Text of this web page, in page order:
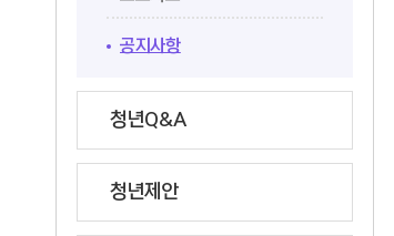
공지사항
청년Q&A
청년제안